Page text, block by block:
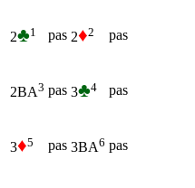
2♣1 pas 2♦2 pas
2BA3 pas 3♣4 pas
3♦5 pas 3BA6 pas